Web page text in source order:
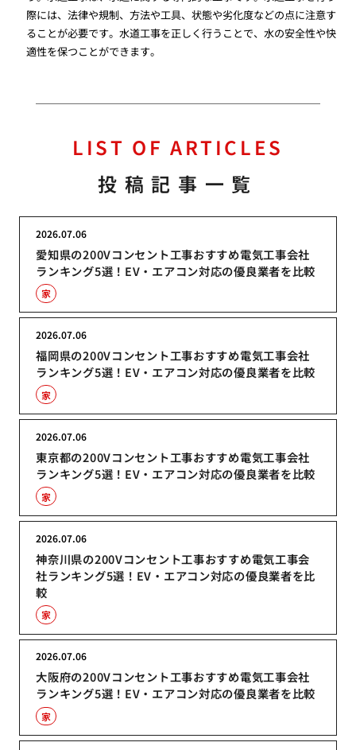
際には、法律や規制、方法や工具、状態や劣化度などの点に注意す
ることが必要です。水道工事を正しく行うことで、水の安全性や快
適性を保つことができます。
LIST OF ARTICLES
投稿記事一覧
愛知県の200Vコンセント工事おすすめ電気工事会社
ランキング5選！EV・エアコン対応の優良業者を比較
2026.07.06
家
福岡県の200Vコンセント工事おすすめ電気工事会社
ランキング5選！EV・エアコン対応の優良業者を比較
2026.07.06
家
東京都の200Vコンセント工事おすすめ電気工事会社
ランキング5選！EV・エアコン対応の優良業者を比較
2026.07.06
家
神奈川県の200Vコンセント工事おすすめ電気工事会
社ランキング5選！EV・エアコン対応の優良業者を比
較
2026.07.06
家
大阪府の200Vコンセント工事おすすめ電気工事会社
ランキング5選！EV・エアコン対応の優良業者を比較
2026.07.06
家